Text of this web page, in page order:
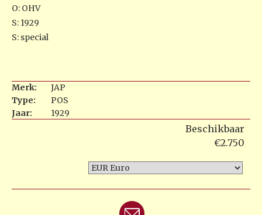
O: OHV
S: 1929
S: special
Merk:
JAP
Type:
POS
Jaar:
1929
Beschikbaar
€2.750